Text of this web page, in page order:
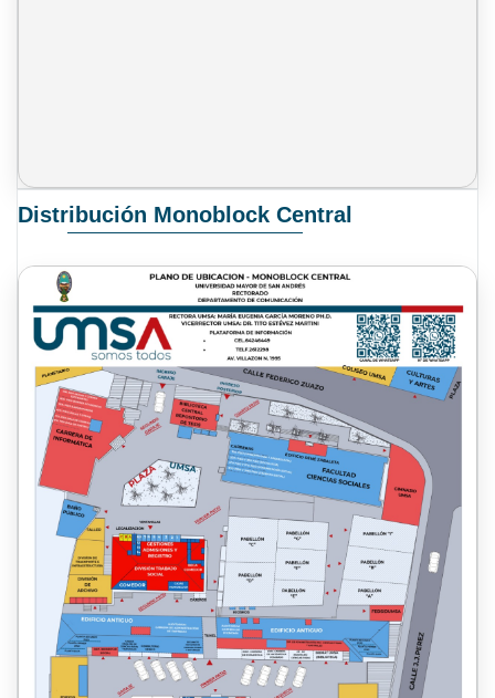
Distribución Monoblock Central